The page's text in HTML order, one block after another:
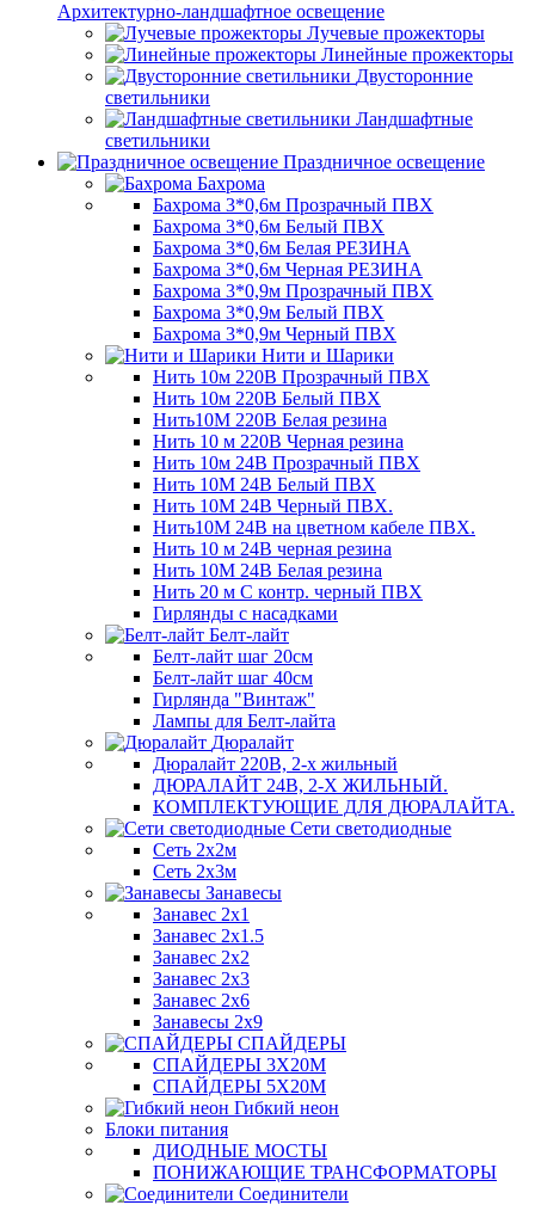
Архитектурно-ландшафтное освещение
Лучевые прожекторы
Линейные прожекторы
Двусторонние
светильники
Ландшафтные
светильники
Праздничное освещение
Бахрома
Бахрома 3*0,6м Прозрачный ПВХ
Бахрома 3*0,6м Белый ПВХ
Бахрома 3*0,6м Белая РЕЗИНА
Бахрома 3*0,6м Черная РЕЗИНА
Бахрома 3*0,9м Прозрачный ПВХ
Бахрома 3*0,9м Белый ПВХ
Бахрома 3*0,9м Черный ПВХ
Нити и Шарики
Нить 10м 220В Прозрачный ПВХ
Нить 10м 220В Белый ПВХ
Нить10М 220В Белая резина
Нить 10 м 220В Черная резина
Нить 10м 24В Прозрачный ПВХ
Нить 10М 24В Белый ПВХ
Нить 10М 24В Черный ПВХ.
Нить10М 24В на цветном кабеле ПВХ.
Нить 10 м 24В черная резина
Нить 10М 24В Белая резина
Нить 20 м С контр. черный ПВХ
Гирлянды с насадками
Белт-лайт
Белт-лайт шаг 20см
Белт-лайт шаг 40см
Гирлянда "Винтаж"
Лампы для Белт-лайта
Дюралайт
Дюралайт 220В, 2-х жильный
ДЮРАЛАЙТ 24В, 2-Х ЖИЛЬНЫЙ.
КОМПЛЕКТУЮЩИЕ ДЛЯ ДЮРАЛАЙТА.
Сети светодиодные
Сеть 2х2м
Сеть 2х3м
Занавесы
Занавес 2х1
Занавес 2х1.5
Занавес 2х2
Занавес 2х3
Занавес 2х6
Занавесы 2х9
СПАЙДЕРЫ
СПАЙДЕРЫ 3Х20М
СПАЙДЕРЫ 5Х20М
Гибкий неон
Блоки питания
ДИОДНЫЕ МОСТЫ
ПОНИЖАЮЩИЕ ТРАНСФОРМАТОРЫ
Соединители